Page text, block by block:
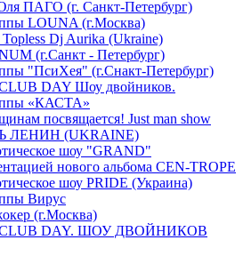
ПАГО (г. Санкт-Петербург)
LOUNA (г.Москва)
Dj Aurika (Ukraine)
(г.Санкт - Петербург)
"ПсиХея" (г.Снакт-Петербург)
DAY Шоу двойников.
«КАСТА»
посвящается! Just man show
ЛЕНИН (UKRAINE)
шоу "GRAND"
нового альбома CEN-TROPE
шоу PRIDE (Украина)
Вирус
(г.Москва)
CLUB DAY. ШОУ ДВОЙНИКОВ